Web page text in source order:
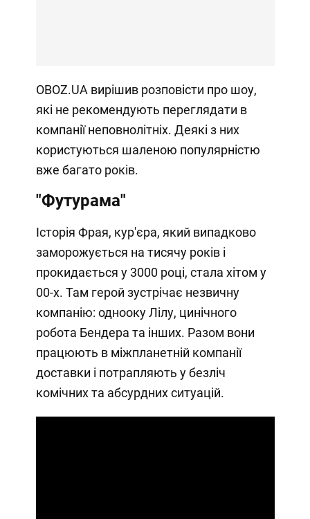
OBOZ.UA вирішив розповісти про шоу,
які не рекомендують переглядати в
компанії неповнолітніх. Деякі з них
користуються шаленою популярністю
вже багато років.
"Футурама"
Історія Фрая, кур'єра, який випадково
заморожується на тисячу років і
прокидається у 3000 році, стала хітом у
00-х. Там герой зустрічає незвичну
компанію: однооку Лілу, цинічного
робота Бендера та інших. Разом вони
працюють в міжпланетній компанії
доставки і потрапляють у безліч
комічних та абсурдних ситуацій.